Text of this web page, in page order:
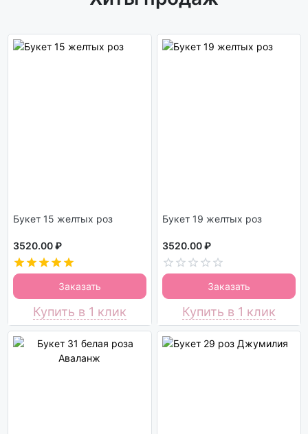
Букет 15 желтых роз
3520.00 ₽
Заказать
Купить в 1 клик
Букет 19 желтых роз
3520.00 ₽
Заказать
Купить в 1 клик